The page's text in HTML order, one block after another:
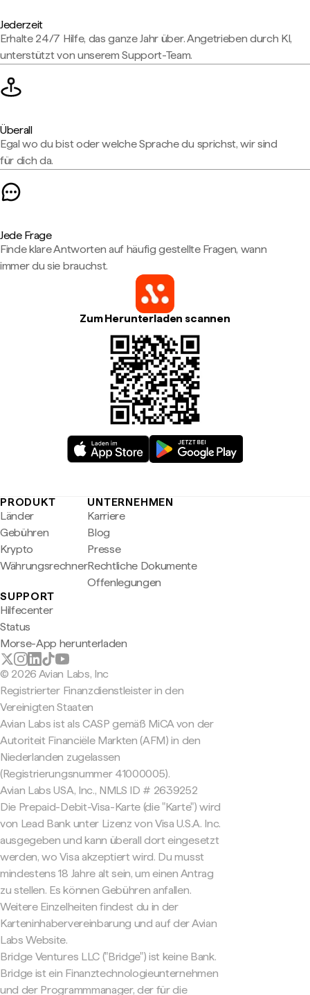
Jederzeit
Erhalte 24/7 Hilfe, das ganze Jahr über. Angetrieben durch KI,
unterstützt von unserem Support-Team.
Überall
Egal wo du bist oder welche Sprache du sprichst, wir sind
für dich da.
Jede Frage
Finde klare Antworten auf häufig gestellte Fragen, wann
immer du sie brauchst.
Zum Herunterladen scannen
PRODUKT
Länder
Gebühren
Krypto
Währungsrechner
UNTERNEHMEN
Karriere
Blog
Presse
Rechtliche Dokumente
Offenlegungen
SUPPORT
Hilfecenter
Status
Morse-App herunterladen
© 2026 Avian Labs, Inc
Registrierter Finanzdienstleister in den
Vereinigten Staaten
Avian Labs ist als CASP gemäß MiCA von der
Autoriteit Financiële Markten (AFM) in den
Niederlanden zugelassen
(Registrierungsnummer 41000005).
Avian Labs USA, Inc., NMLS ID # 2639252
Die Prepaid-Debit-Visa-Karte (die "Karte") wird
von Lead Bank unter Lizenz von Visa U.S.A. Inc.
ausgegeben und kann überall dort eingesetzt
werden, wo Visa akzeptiert wird. Du musst
mindestens 18 Jahre alt sein, um einen Antrag
zu stellen. Es können Gebühren anfallen.
Weitere Einzelheiten findest du in der
Karteninhabervereinbarung und auf der Avian
Labs Website.
Bridge Ventures LLC ("Bridge") ist keine Bank.
Bridge ist ein Finanztechnologieunternehmen
und der Programmmanager, der für die